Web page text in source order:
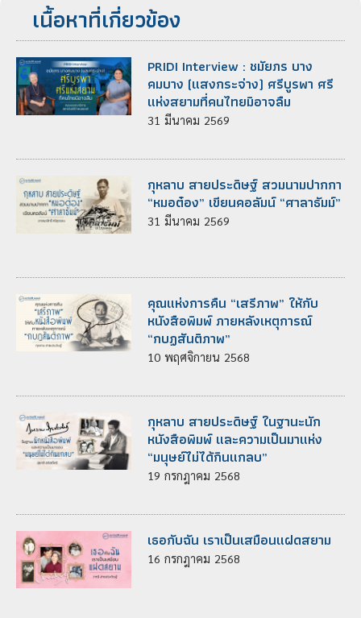
เนื้อหาที่เกี่ยวข้อง
PRIDI Interview : ชมัยภร บาง
คมบาง (แสงกระจ่าง) ศรีบูรพา ศรี
แห่งสยามที่คนไทยมิอาจลืม
31 มีนาคม 2569
กุหลาบ สายประดิษฐ์ สวมนามปากกา
“หมอต๋อง” เขียนคอลัมน์ “ศาลาธัมม์”
31 มีนาคม 2569
คุณแห่งการคืน “เสรีภาพ” ให้กับ
หนังสือพิมพ์ ภายหลังเหตุการณ์
“กบฏสันติภาพ”
10 พฤศจิกายน 2568
กุหลาบ สายประดิษฐ์ ในฐานะนัก
หนังสือพิมพ์ และความเป็นมาแห่ง
“มนุษย์ไม่ได้กินแกลบ”
19 กรกฎาคม 2568
เธอกับฉัน เราเป็นเสมือนแฝดสยาม
16 กรกฎาคม 2568